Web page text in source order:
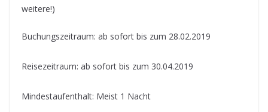
weitere!)
Buchungszeitraum: ab sofort bis zum 28.02.2019
Reisezeitraum: ab sofort bis zum 30.04.2019
Mindestaufenthalt: Meist 1 Nacht